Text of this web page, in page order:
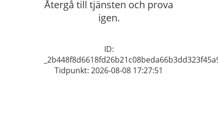
Återgå till tjänsten och prova
igen.
ID:
Tidpunkt: 2026-08-08 17:27:51